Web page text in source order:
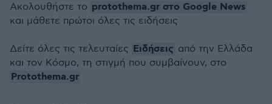
Ακολουθήστε το protothema.gr στο Google News
και μάθετε πρώτοι όλες τις ειδήσεις
Δείτε όλες τις τελευταίες Ειδήσεις από την Ελλάδα
και τον Κόσμο, τη στιγμή που συμβαίνουν, στο
Protothema.gr